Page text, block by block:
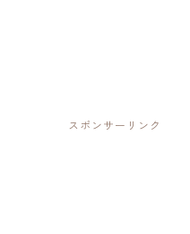
スポンサーリンク